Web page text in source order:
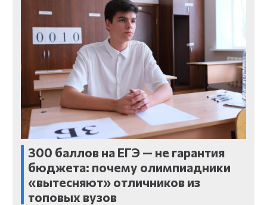
300 баллов на ЕГЭ — не гарантия
бюджета: почему олимпиадники
«вытесняют» отличников из
топовых вузов